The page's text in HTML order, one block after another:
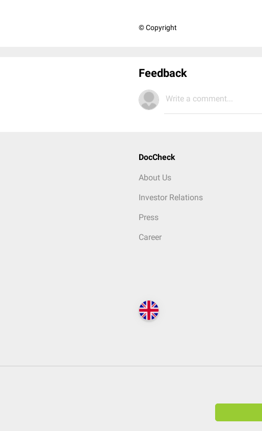
© Copyright
Feedback
Write a comment...
DocCheck
About Us
Investor Relations
Press
Career